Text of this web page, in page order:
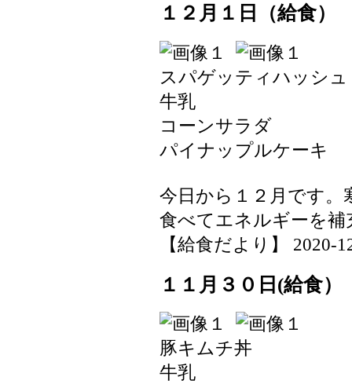
１２月１日（給食）
スパゲッティハッシ
牛乳
コーンサラダ
パイナップルケーキ
今日から１２月です
食べてエネルギーを
【給食だより】 2020-
１１月３０日(給食）
豚キムチ丼
牛乳